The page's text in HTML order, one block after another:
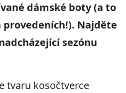
dámské boty(a to
Najděte
sezónu
tvaru kosočtverce